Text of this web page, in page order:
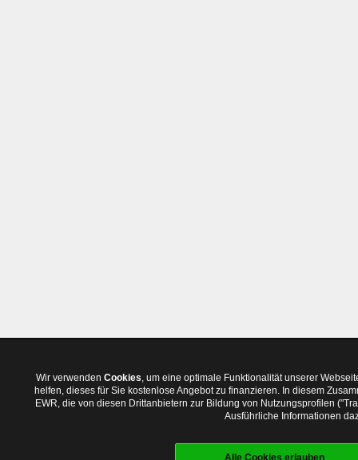
Wir verwenden Cookies, um eine optimale Funktionalität unserer
helfen, dieses für Sie kostenlose Angebot zu finanzieren. In diesem
EWR, die von diesen Drittanbietern zur Bildung von Nutzungsprofilen
Ausführliche Informationen
Alle Cookies erlauben